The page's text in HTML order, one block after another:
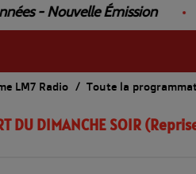
- Nouvelle Émission
LM7 Radio Toute la
DU DIMANCHE SOIR